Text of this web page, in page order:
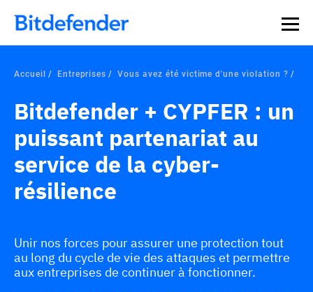
Souveraineté des données en cybersécurité : webinaire
en direct, le 30 juillet .Inscrivez-vous >>
Accueil Entreprises Vous avez été victime d'une violation ?
Bitdefender + CYPFER : un
puissant partenariat au
service de la cyber-
résilience
Unir nos forces pour assurer une protection tout
au long du cycle de vie des attaques et permettre
aux entreprises de continuer à fonctionner.